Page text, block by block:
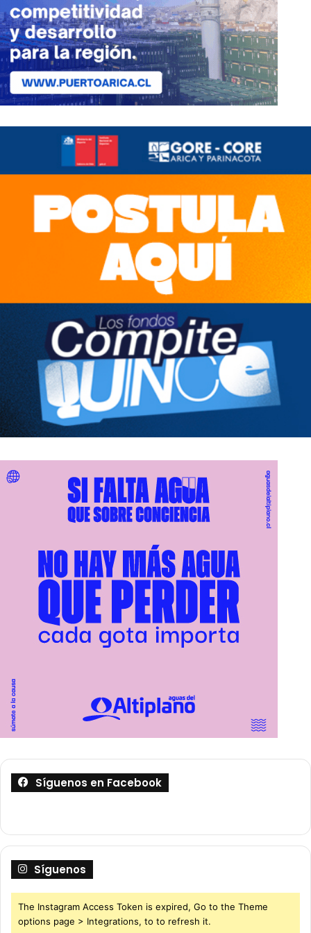
Síguenos en Facebook
Síguenos
The Instagram Access Token is expired, Go to the Theme
options page > Integrations, to to refresh it.